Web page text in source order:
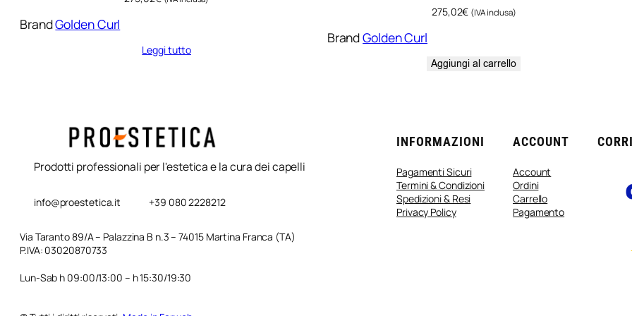
BrandGolden Curl
Leggi tutto
275,02€ (IVA inclusa)
BrandGolden Curl
Aggiungi al carrello
Prodotti professionali per l'estetica e la cura dei capelli
info@proestetica.it +39 080 2228212
Via Taranto 89/A – Palazzina B n.3 – 74015 Martina Franca (TA)
P.IVA: 03020870733
Lun-Sab h 09:00/13:00 – h 15:30/19:30
INFORMAZIONI
Pagamenti Sicuri
Termini & Condizioni
Spedizioni & Resi
Privacy Policy
ACCOUNT
Account
Ordini
Carrello
Pagamento